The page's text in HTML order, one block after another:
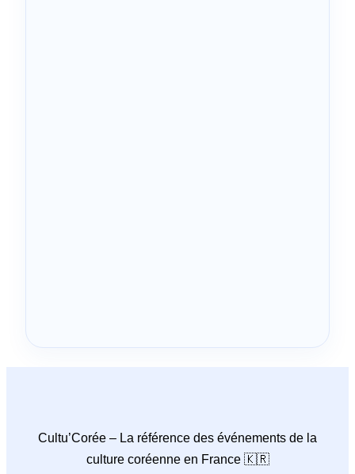
Cultu’Corée – La référence des événements de la
culture coréenne en France 🇰🇷